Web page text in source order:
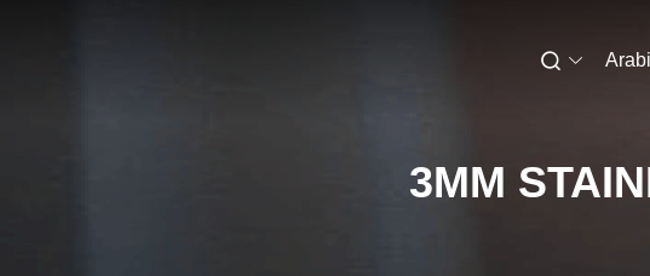
3MM